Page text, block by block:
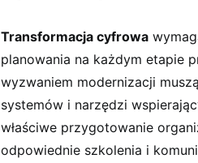
Transformacja cyfrowa
planowania na każdym etapie
wyzwaniem modernizacji
systemów i narzędzi
właściwe przygotowanie
odpowiednie szkolenia i